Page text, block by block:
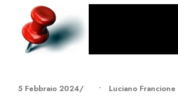
5 Febbraio 2024 • Luciano Francione